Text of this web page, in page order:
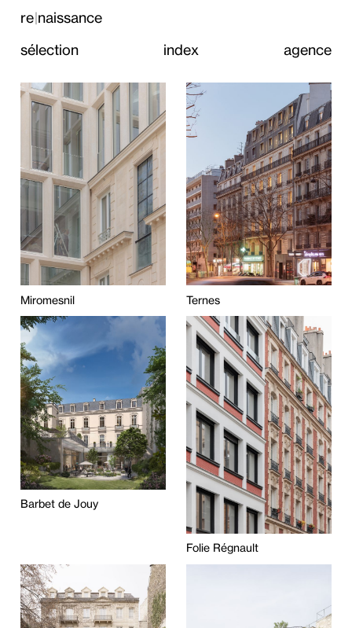
re naissance
sélection
index agence
Miromesnil Ternes
Barbet de Jouy
Folie Régnault